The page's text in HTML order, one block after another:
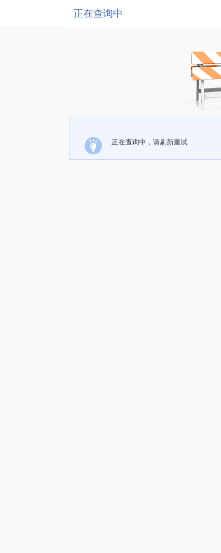
正在查询中
正在查询中，请刷新重试